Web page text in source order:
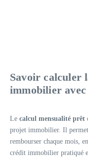
Savoir calculer
immobilier
Le calcul mensualité prêt
projet immobilier. Il
rembourser chaque mois,
crédit immobilier pratiqué